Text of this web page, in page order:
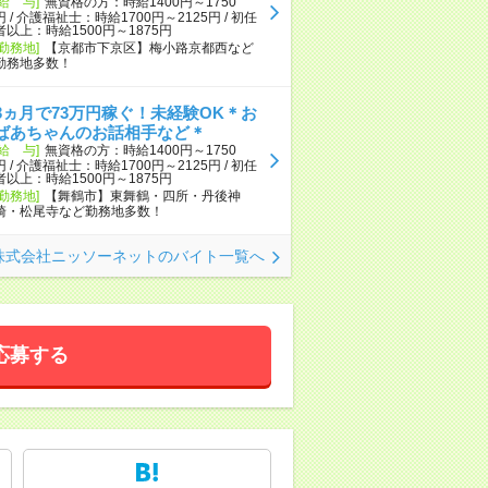
/ 介護福祉士：時給1700円～2125円 / 初任
以上：時給1500円～1875円
務地]
【京都市下京区】梅小路京都西など
務地多数！
月で73万円稼ぐ！未経験OK＊お
あちゃんのお話相手など＊
与] 無資格の方：時給1400円～1750
/ 介護福祉士：時給1700円～2125円 / 初任
以上：時給1500円～1875円
務地]
【舞鶴市】東舞鶴・四所・丹後神
・松尾寺など勤務地多数！
式会社ニッソーネットのバイト一覧へ
募する